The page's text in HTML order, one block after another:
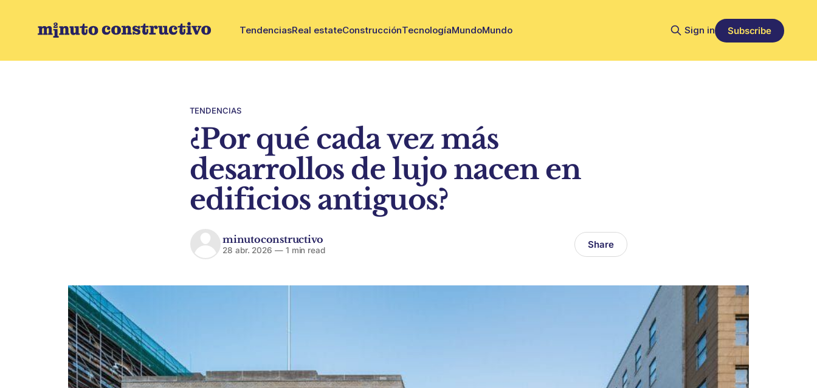
TendenciasReal estateConstrucciónTecnologíaMundoMundo Sign in Subscribe
TENDENCIAS
¿Por qué cada vez más
desarrollos de lujo nacen en
edificios antiguos?
minutoconstructivo
28 abr. 2026 —1 min read Share